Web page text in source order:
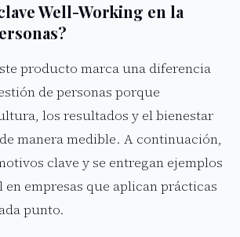
Well-Working en la
producto marca una diferencia
de personas porque
los resultados y el bienestar
manera medible. A continuación,
clave y se entregan ejemplos
en empresas que aplican prácticas
punto.